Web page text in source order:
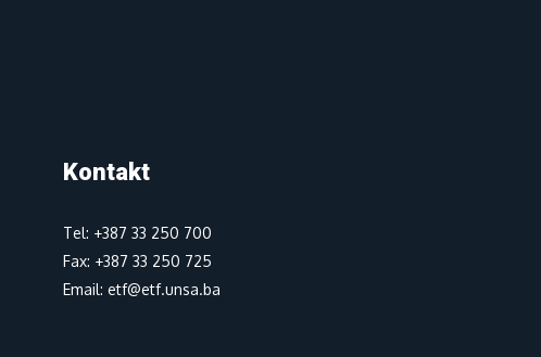
Kontakt
Tel: +387 33 250 700
Fax: +387 33 250 725
Email: etf@etf.unsa.ba